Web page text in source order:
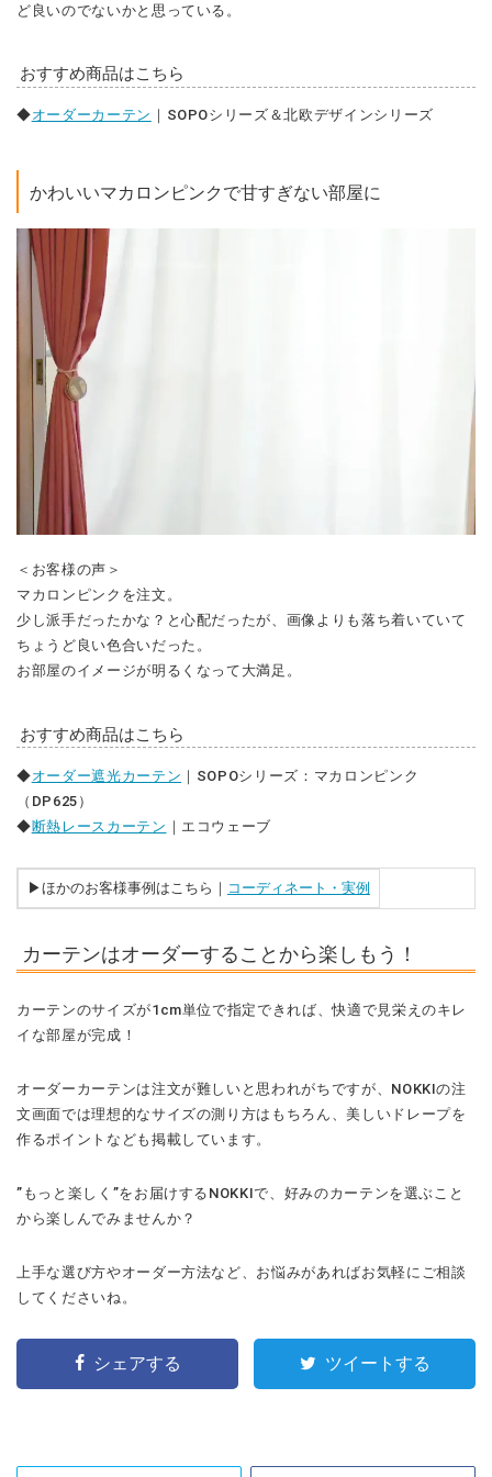
ど良いのでないかと思っている。
おすすめ商品はこちら
◆オーダーカーテン ｜SOPOシリーズ＆北欧デザインシリーズ
かわいいマカロンピンクで甘すぎない部屋に
＜お客様の声＞
マカロンピンクを注文。
少し派手だったかな？と心配だったが、画像よりも落ち着いていて
ちょうど良い色合いだった。
お部屋のイメージが明るくなって大満足。
おすすめ商品はこちら
◆オーダー遮光カーテン ｜SOPOシリーズ：マカロンピンク
（DP625）
◆断熱レースカーテン ｜エコウェーブ
▶︎ほかのお客様事例はこちら｜ コーディネート・実例
カーテンはオーダーすることから楽しもう！
カーテンのサイズが1cm単位で指定できれば、快適で見栄えのキレ
イな部屋が完成！
オーダーカーテンは注文が難しいと思われがちですが、NOKKIの注
文画面では理想的なサイズの測り方はもちろん、美しいドレープを
作るポイントなども掲載しています。
”もっと楽しく”をお届けするNOKKIで、好みのカーテンを選ぶこと
から楽しんでみませんか？
上手な選び方やオーダー方法など、お悩みがあればお気軽にご相談
してくださいね。
シェアする ツイートする